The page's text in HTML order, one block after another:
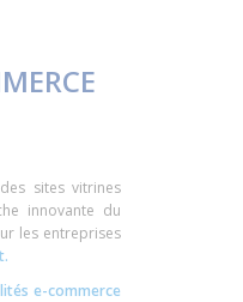
sites vitrines
innovante du
les entreprises
e-commerce